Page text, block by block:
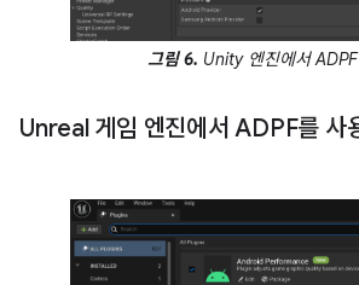
그림 6. Unity 엔진에서
Unreal 게임 엔진에서 ADPF를 사